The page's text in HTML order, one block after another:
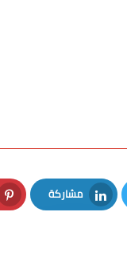
مشاركة
LinkedIn